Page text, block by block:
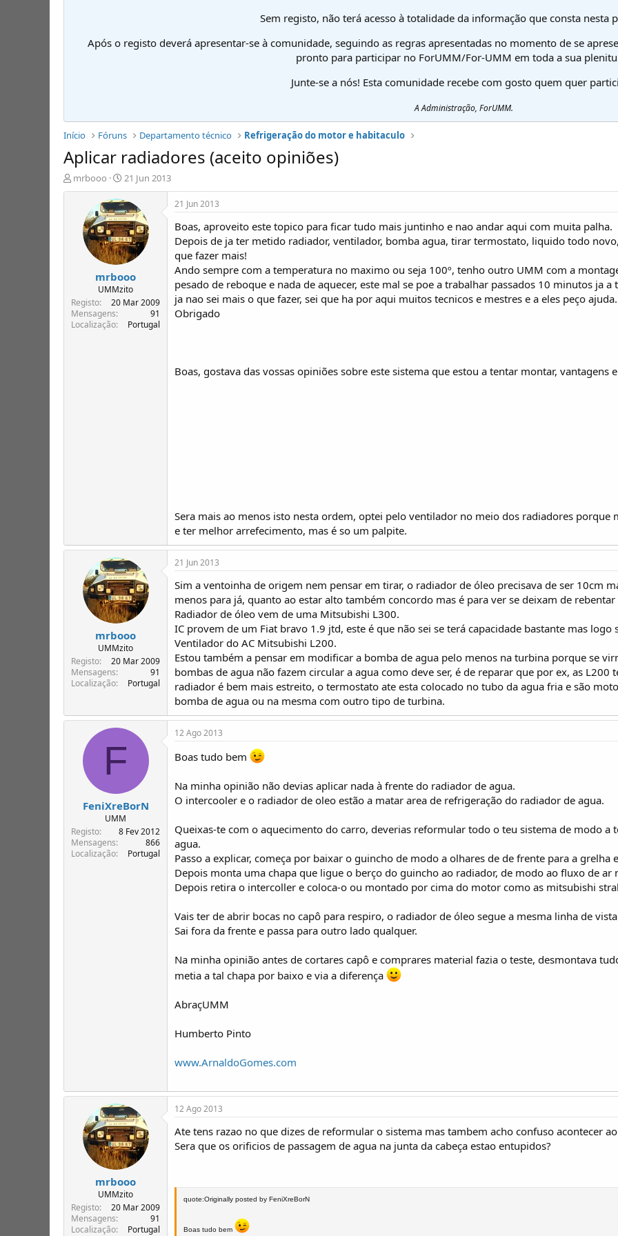
Sem registo, não terá acesso à totalidade da informação que consta nesta
Após o registo deverá apresentar-se à comunidade, seguindo as regras apresentadas no momento de se
pronto para participar no ForUMM/For-UMM em toda a sua
Junte-se a nós! Esta comunidade recebe com gosto quem quer
A Administração, ForUMM.
Início Fóruns Departamento técnico Refrigeração do motor e habitaculo
Aplicar radiadores (aceito opiniões)
I
n
e
T
ó
mrbooo
D
a
t
a
d
e
i
n
í
c
i
21 Jun 2013
mrbooo
UMMzito
Registo
20 Mar 2009
Mensagens
91
Localização
Portugal
21 Jun 2013
Boas, aproveito este topico para ficar tudo mais juntinho e nao andar aqui com muita palha.
Depois de ja ter metido radiador, ventilador, bomba agua, tirar termostato, liquido todo
que fazer mais!
Ando sempre com a temperatura no maximo ou seja 100º, tenho outro UMM com a
pesado de reboque e nada de aquecer, este mal se poe a trabalhar passados 10 minutos ja
ja nao sei mais o que fazer, sei que ha por aqui muitos tecnicos e mestres e a eles peço
Obrigado
Boas, gostava das vossas opiniões sobre este sistema que estou a tentar montar, vantagens
Sera mais ao menos isto nesta ordem, optei pelo ventilador no meio dos radiadores porque
e ter melhor arrefecimento, mas é so um palpite.
mrbooo
UMMzito
Registo
20 Mar 2009
Mensagens
91
Localização
Portugal
21 Jun 2013
Sim a ventoinha de origem nem pensar em tirar, o radiador de óleo precisava de ser 10cm
menos para já, quanto ao estar alto também concordo mas é para ver se deixam de
Radiador de óleo vem de uma Mitsubishi L300.
IC provem de um Fiat bravo 1.9 jtd, este é que não sei se terá capacidade bastante mas logo
Ventilador do AC Mitsubishi L200.
Estou também a pensar em modificar a bomba de agua pelo menos na turbina porque se
bombas de agua não fazem circular a agua como deve ser, é de reparar que por ex, as
radiador é bem mais estreito, o termostato ate esta colocado no tubo da agua fria e são
bomba de agua ou na mesma com outro tipo de turbina.
F
FeniXreBorN
UMM
Registo
8 Fev 2012
Mensagens
866
Localização
Portugal
12 Ago 2013
Boas tudo bem
Na minha opinião não devias aplicar nada à frente do radiador de agua.
O intercooler e o radiador de oleo estão a matar area de refrigeração do radiador de agua.
Queixas-te com o aquecimento do carro, deverias reformular todo o teu sistema de modo a
agua.
Passo a explicar, começa por baixar o guincho de modo a olhares de de frente para a grelha
Depois monta uma chapa que ligue o berço do guincho ao radiador, de modo ao fluxo de ar
Depois retira o intercoller e coloca-o ou montado por cima do motor como as mitsubishi
Vais ter de abrir bocas no capô para respiro, o radiador de óleo segue a mesma linha de
Sai fora da frente e passa para outro lado qualquer.
Na minha opinião antes de cortares capô e comprares material fazia o teste, desmontava
metia a tal chapa por baixo e via a diferença
AbraçUMM
Humberto Pinto
www.ArnaldoGomes.com
mrbooo
UMMzito
Registo
20 Mar 2009
Mensagens
91
Localização
Portugal
12 Ago 2013
Ate tens razao no que dizes de reformular o sistema mas tambem acho confuso acontecer
Sera que os orificios de passagem de agua na junta da cabeça estao entupidos?
quote:Originally posted by FeniXreBorN
Boas tudo bem